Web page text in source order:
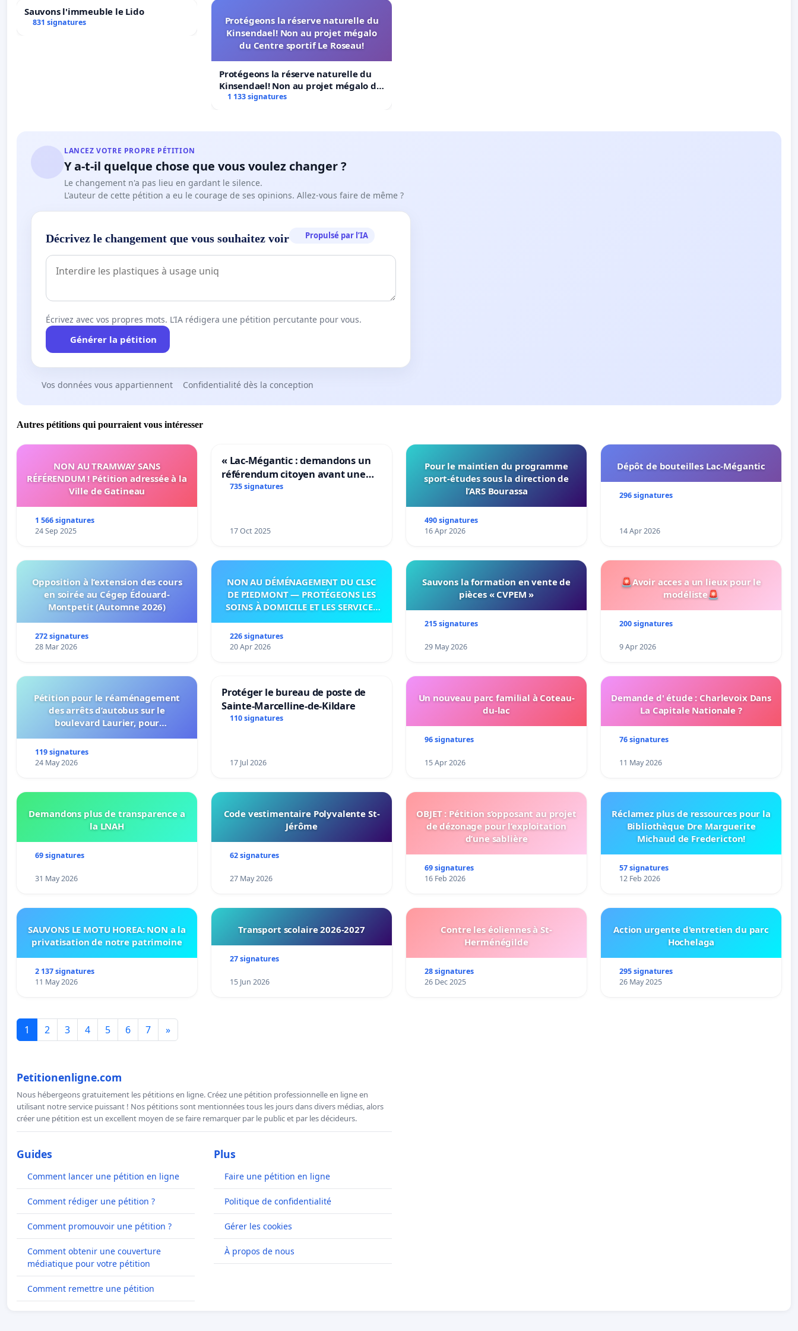
Sauvons l'immeuble le Lido
831 signatures
Protégeons la réserve naturelle du
Kinsendael! Non au projet mégalo
du Centre sportif Le Roseau!
Protégeons la réserve naturelle du
Kinsendael! Non au projet mégalo du
Centre sportif Le Roseau!
1 133 signatures
LANCEZ VOTRE PROPRE PÉTITION
Y a-t-il quelque chose que vous voulez changer ?
Le changement n'a pas lieu en gardant le silence.
L'auteur de cette pétition a eu le courage de ses opinions. Allez-vous faire de même ?
Décrivez le changement que vous souhaitez voir Propulsé par l’IA
Écrivez avec vos propres mots. L’IA rédigera une pétition percutante pour vous.
Générer la pétition
Vos données vous appartiennent Confidentialité dès la conception
Autres pétitions qui pourraient vous intéresser
NON AU TRAMWAY SANS
RÉFÉRENDUM ! Pétition adressée à la
Ville de Gatineau
1 566 signatures
24 Sep 2025
« Lac-Mégantic : demandons un
référendum citoyen avant une
transformation irréversible de
735 signatures
17 Oct 2025
Pour le maintien du programme
sport-études sous la direction de
l’ARS Bourassa
490 signatures
16 Apr 2026
Dépôt de bouteilles Lac-Mégantic
296 signatures
14 Apr 2026
Opposition à l’extension des cours
en soirée au Cégep Édouard-
Montpetit (Automne 2026)
272 signatures
28 Mar 2026
NON AU DÉMÉNAGEMENT DU CLSC
DE PIEDMONT — PROTÉGEONS LES
SOINS À DOMICILE ET LES SERVICES
226 signatures
20 Apr 2026
Sauvons la formation en vente de
pièces « CVPEM »
215 signatures
29 May 2026
🚨Avoir acces a un lieux pour le
modéliste🚨
200 signatures
9 Apr 2026
Pétition pour le réaménagement
des arrêts d’autobus sur le
boulevard Laurier, pour
connexion 805-802 à établir
119 signatures
24 May 2026
Protéger le bureau de poste de
Sainte-Marcelline-de-Kildare
110 signatures
17 Jul 2026
Un nouveau parc familial à Coteau-
du-lac
96 signatures
15 Apr 2026
Demande d' étude : Charlevoix Dans
La Capitale Nationale ?
76 signatures
11 May 2026
Demandons plus de transparence a
la LNAH
69 signatures
31 May 2026
Code vestimentaire Polyvalente St-
Jérôme
62 signatures
27 May 2026
OBJET : Pétition s’opposant au projet
de dézonage pour l’exploitation
d’une sablière
69 signatures
16 Feb 2026
Réclamez plus de ressources pour la
Bibliothèque Dre Marguerite
Michaud de Fredericton!
57 signatures
12 Feb 2026
SAUVONS LE MOTU HOREA: NON a la
privatisation de notre patrimoine
2 137 signatures
11 May 2026
Transport scolaire 2026-2027
27 signatures
15 Jun 2026
Contre les éoliennes à St-
Herménégilde
28 signatures
26 Dec 2025
Action urgente d'entretien du parc
Hochelaga
295 signatures
26 May 2025
1 2 3 4 5 6 7 »
Petitionenligne.com
Nous hébergeons gratuitement les pétitions en ligne. Créez une pétition professionnelle en ligne en
utilisant notre service puissant ! Nos pétitions sont mentionnées tous les jours dans divers médias, alors
créer une pétition est un excellent moyen de se faire remarquer par le public et par les décideurs.
Guides
Comment lancer une pétition en ligne
Comment rédiger une pétition ?
Comment promouvoir une pétition ?
Comment obtenir une couverture
médiatique pour votre pétition
Comment remettre une pétition
Plus
Faire une pétition en ligne
Politique de confidentialité
Gérer les cookies
À propos de nous